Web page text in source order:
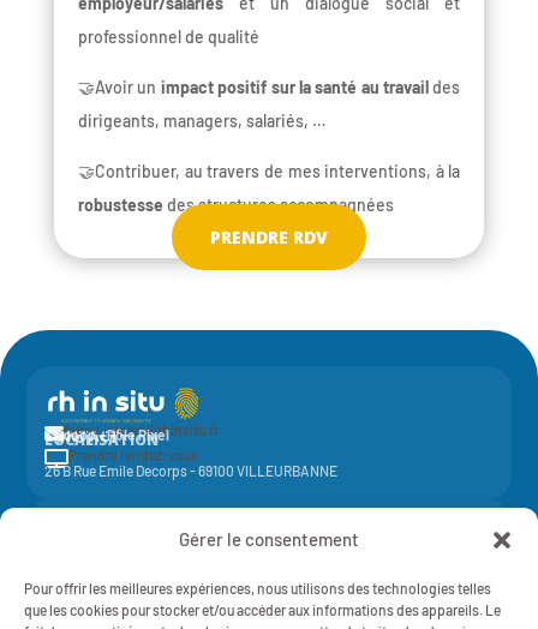
Gérer le consentement
Pour offrir les meilleures expériences, nous utilisons des technologies telles
que les cookies pour stocker et/ou accéder aux informations des appareils. Le
professionnel de qualité
🤝Avoir un impact positif sur la santé au travail des
dirigeants, managers, salariés, …
🤝Contribuer, au travers de mes interventions, à la
robustesse des structures accompagnées
PRENDRE RDV
CONTACT
fanny.leguen@rhinsitu.fr
 Prendre rendez-vous
LOCALISATION
Elycoop - Pôle Pixel
26 B Rue Emile Decorps - 69100 VILLEURBANNE
SIREN 429 851 637 - NAF 7022Z - 429 851 637 RCS Lyon
Politique de Confidentialité
RH IN SITU - 2025 - TOUT DROITS RÉSERVÉS